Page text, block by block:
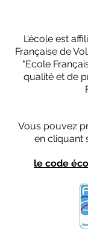
L’école est
Française de
"Ecole
qualité et de
Vous pouvez
en cliquant
le code